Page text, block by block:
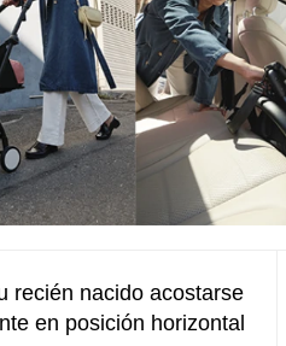
recién nacido acostarse
en posición horizontal